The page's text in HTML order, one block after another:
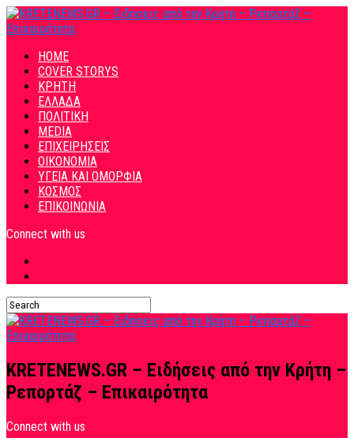
HOME
COVER STORYS
ΚΡΗΤΗ
ΕΛΛΑΔΑ
ΠΟΛΙΤΙΚΗ
MEDIA
ΕΠΙΧΕΙΡΗΣΕΙΣ
ΟΙΚΟΝΟΜΙΑ
ΥΓΕΙΑ ΚΑΙ ΟΜΟΡΦΙΑ
ΚΟΣΜΟΣ
ΕΠΙΚΟΙΝΩΝΙΑ
Connect with us
KRETENEWS.GR – Ειδήσεις από την Κρήτη –
Ρεπορτάζ – Επικαιρότητα
Connect with us